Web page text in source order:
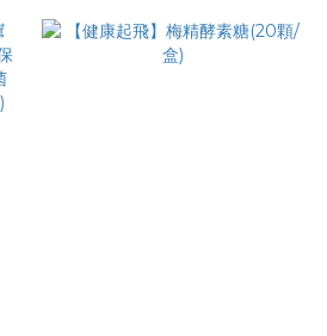
組(3g*30包*6盒)